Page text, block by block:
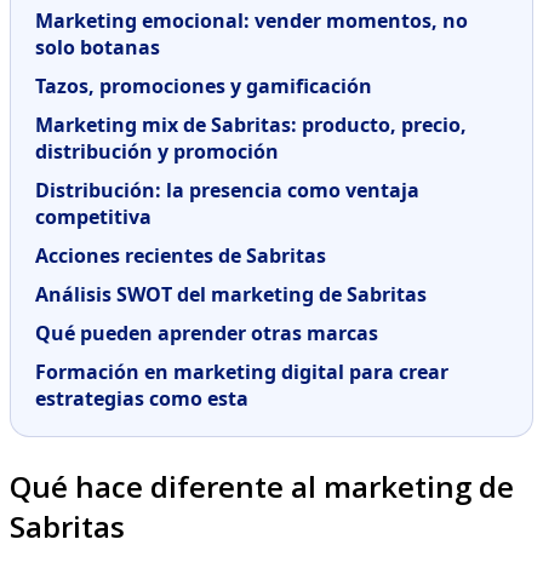
Marketing emocional: vender momentos, no
solo botanas
Tazos, promociones y gamificación
Marketing mix de Sabritas: producto, precio,
distribución y promoción
Distribución: la presencia como ventaja
competitiva
Acciones recientes de Sabritas
Análisis SWOT del marketing de Sabritas
Qué pueden aprender otras marcas
Formación en marketing digital para crear
estrategias como esta
Qué hace diferente al marketing de
Sabritas